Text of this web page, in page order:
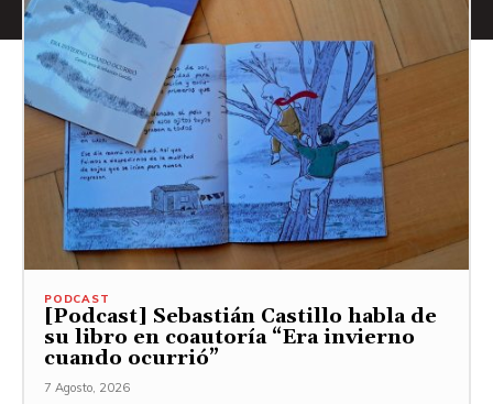
PODCAST
[Podcast] Sebastián Castillo habla de
su libro en coautoría “Era invierno
cuando ocurrió”
7 Agosto, 2026